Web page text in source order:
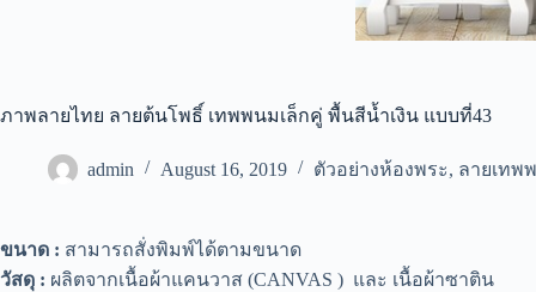
ภาพลายไทย ลายต้นโพธิ์ เทพพนมเล็กคู่ พื้นสีน้ำเงิน แบบที่43
admin August 16, 2019 ตัวอย่างห้องพระ, ลายเทพ
ขนาด : สามารถสั่งพิมพ์ได้ตามขนาด
วัสดุ : ผลิตจากเนื้อผ้าแคนวาส (CANVAS ) และ เนื้อผ้าซาติน